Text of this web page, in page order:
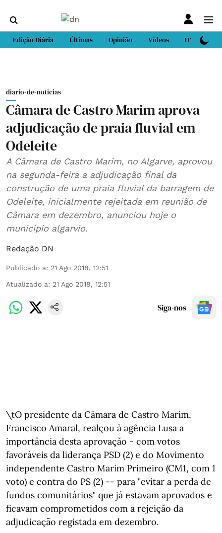
Edição Diária Últimas Opinião Vídeos DN Sport
diario-de-noticias
Câmara de Castro Marim aprova
adjudicação de praia fluvial em
Odeleite
A Câmara de Castro Marim, no Algarve, aprovou
na segunda-feira a adjudicação final da
construção de uma praia fluvial da barragem de
Odeleite, inicialmente rejeitada em reunião de
Câmara em dezembro, anunciou hoje o
município algarvio.
Redação DN
Publicado a: 21 Ago 2018, 12:51
Atualizado a: 21 Ago 2018, 12:51
Siga-nos
\tO presidente da Câmara de Castro Marim,
Francisco Amaral, realçou à agência Lusa a
importância desta aprovação - com votos
favoráveis da liderança PSD (2) e do Movimento
independente Castro Marim Primeiro (CM1, com 1
voto) e contra do PS (2) -- para "evitar a perda de
fundos comunitários" que já estavam aprovados e
ficavam comprometidos com a rejeição da
adjudicação registada em dezembro.